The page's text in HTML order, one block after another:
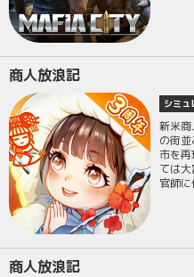
商人放浪記
シミュ
新米
の街
市を
ては
官師
商人放浪記